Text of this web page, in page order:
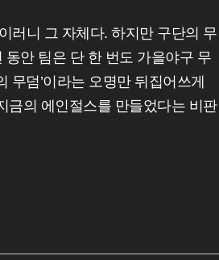
러니 그 자체다. 하지만 구단의 무
안 팀은 단 한 번도 가을야구 무
덤’이라는 오명만 뒤집어쓰게
금의 에인절스를 만들었다는 비판